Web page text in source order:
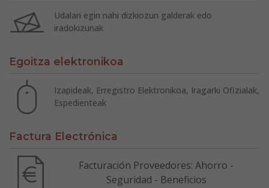
Udalari egin nahi dizkiozun galderak edo
iradokizunak
Egoitza elektronikoa
Izapideak, Erregistro Elektronikoa, Iragarki Ofizialak,
Espedienteak
Factura Electrónica
Facturación Proveedores: Ahorro -
Seguridad - Beneficios